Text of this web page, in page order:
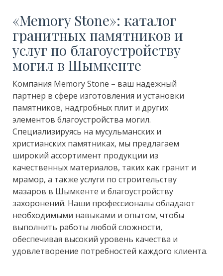
«Memory Stone»: каталог
гранитных памятников и
услуг по благоустройству
могил в Шымкенте
Компания Memory Stone – ваш надежный
партнер в сфере изготовления и установки
памятников, надгробных плит и других
элементов благоустройства могил.
Специализируясь на мусульманских и
христианских памятниках, мы предлагаем
широкий ассортимент продукции из
качественных материалов, таких как гранит и
мрамор, а также услуги по строительству
мазаров в Шымкенте и благоустройству
захоронений. Наши профессионалы обладают
необходимыми навыками и опытом, чтобы
выполнить работы любой сложности,
обеспечивая высокий уровень качества и
удовлетворение потребностей каждого клиента.